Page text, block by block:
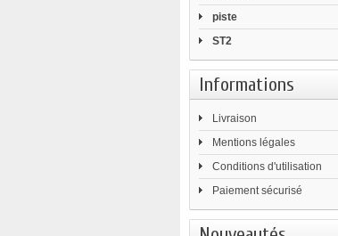
piste
ST2
Informations
Livraison
Mentions légales
Conditions d'utilisation
Paiement sécurisé